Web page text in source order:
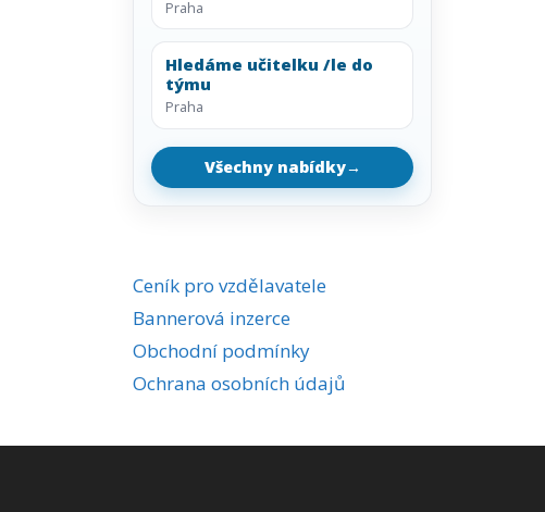
Praha
Hledáme učitelku /le do
týmu
Praha
Všechny nabídky→
Ceník pro vzdělavatele
Bannerová inzerce
Obchodní podmínky
Ochrana osobních údajů